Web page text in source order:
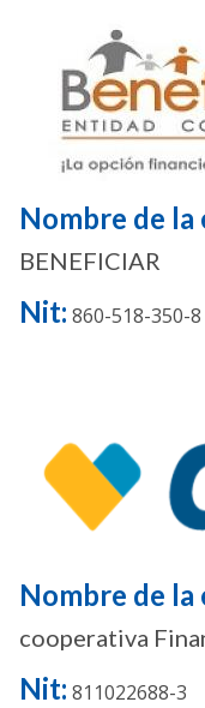
Nombre de la
BENEFICIAR
Nit: 860-518-350-8
Nombre de la
cooperativa
Nit: 811022688-3